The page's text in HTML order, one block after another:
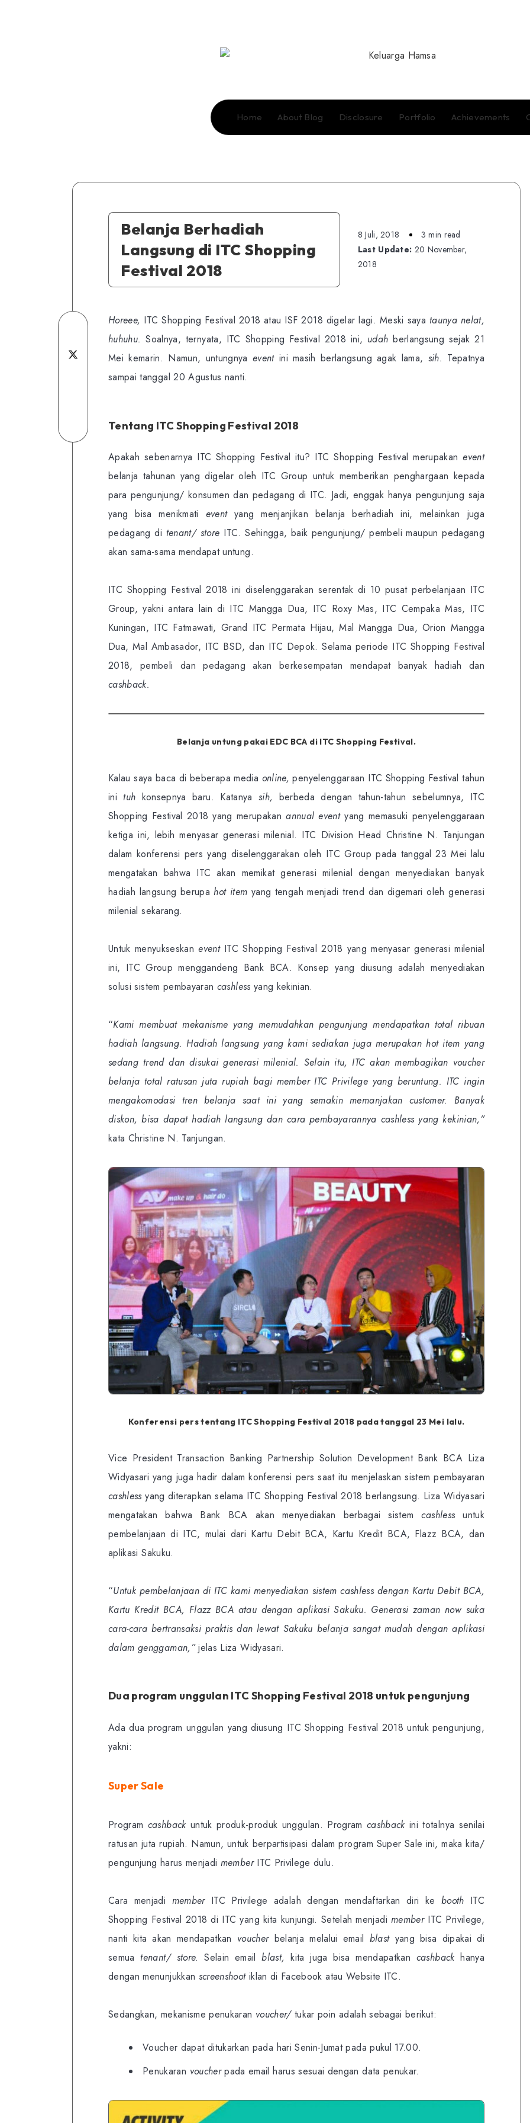
Home About Blog Disclosure Portfolio Achievements
Belanja Berhadiah
Langsung di ITC Shopping
Festival 2018
8 Juli, 2018
3 min read
Last Update: 20 November,
2018
Share
on
Facebook
Linkedin
Telegram
on
WhatsApp
Horeee, ITC Shopping Festival 2018 atau ISF 2018 digelar lagi. Meski saya taunya nelat,
huhuhu. Soalnya, ternyata, ITC Shopping Festival 2018 ini, udahberlangsung sejak 21
Mei kemarin. Namun, untungnya event ini masih berlangsung agak lama, sih. Tepatnya
sampai tanggal 20 Agustus nanti.
Tentang ITC Shopping Festival 2018
Apakah sebenarnya ITC Shopping Festival itu? ITC Shopping Festival merupakanevent
belanja tahunan yang digelar oleh ITC Group untuk memberikan penghargaan kepada
para pengunjung/ konsumen dan pedagang di ITC. Jadi, enggak hanya pengunjung saja
yang bisa menikmati eventyang menjanjikan belanja berhadiah ini, melainkan juga
pedagang di tenant/ store ITC. Sehingga, baik pengunjung/ pembeli maupun pedagang
akan sama-sama mendapat untung.
ITC Shopping Festival 2018 ini diselenggarakan serentak di 10 pusat perbelanjaan ITC
Group, yakni antara lain di ITC Mangga Dua, ITC Roxy Mas, ITC Cempaka Mas, ITC
Kuningan, ITC Fatmawati, Grand ITC Permata Hijau, Mal Mangga Dua, Orion Mangga
Dua, Mal Ambasador, ITC BSD, dan ITC Depok. Selama periode ITC Shopping Festival
2018, pembeli dan pedagang akan berkesempatan mendapat banyak hadiah dan
cashback.
Belanja untung pakai EDC BCA di ITC Shopping Festival.
Kalau saya baca di beberapa media online, penyelenggaraan ITC Shopping Festival tahun
inituh konsepnya baru. Katanya sih, berbeda dengan tahun-tahun sebelumnya, ITC
Shopping Festival 2018 yang merupakanannual eventyang memasuki penyelenggaraan
ketiga ini, lebih menyasar generasi milenial. ITC Division Head Christine N. Tanjungan
dalam konferensi pers yang diselenggarakan oleh ITC Group pada tanggal 23 Mei lalu
mengatakan bahwa ITC akan memikat generasi milenial dengan menyediakan banyak
hadiah langsung berupahot item yang tengah menjadi trend dan digemari oleh generasi
milenial sekarang.
Untuk menyukseskaneventITC Shopping Festival 2018 yang menyasar generasi milenial
ini, ITC Group menggandeng Bank BCA. Konsep yang diusung adalah menyediakan
solusi sistem pembayaran cashless yang kekinian.
“Kami membuat mekanisme yang memudahkan pengunjung mendapatkan total ribuan
hadiah langsung. Hadiah langsung yang kami sediakan juga merupakan hot item yang
sedang trend dan disukai generasi milenial. Selain itu, ITC akan membagikan voucher
belanja total ratusan juta rupiah bagi member ITC Privilege yang beruntung. ITC ingin
mengakomodasi tren belanja saat ini yang semakin memanjakan customer. Banyak
diskon, bisa dapat hadiah langsung dan cara pembayarannya cashless yang kekinian,”
kata Christine N. Tanjungan.
Konferensi pers tentang ITC Shopping Festival 2018 pada tanggal 23 Mei lalu.
Vice President Transaction Banking Partnership Solution Development Bank BCA Liza
Widyasari yang juga hadir dalam konferensi pers saat itu menjelaskan sistem pembayaran
cashlessyang diterapkan selama ITC Shopping Festival 2018 berlangsung. Liza Widyasari
mengatakan bahwa Bank BCA akan menyediakan berbagai sistemcashlessuntuk
pembelanjaan di ITC, mulai dari Kartu Debit BCA, Kartu Kredit BCA, Flazz BCA, dan
aplikasi Sakuku.
“Untuk pembelanjaan di ITC kami menyediakan sistem cashless dengan Kartu Debit BCA,
Kartu Kredit BCA, Flazz BCA atau dengan aplikasi Sakuku. Generasi zaman now suka
cara-cara bertransaksi praktis dan lewat Sakuku belanja sangat mudah dengan aplikasi
dalam genggaman,”jelas Liza Widyasari.
Dua program unggulan ITC Shopping Festival 2018 untuk pengunjung
Ada dua program unggulan yang diusung ITC Shopping Festival 2018 untuk pengunjung,
yakni:
Super Sale
Program cashback untuk produk-produk unggulan. Program cashbackini totalnya senilai
ratusan juta rupiah. Namun, untuk berpartisipasi dalam program Super Sale ini, maka kita/
pengunjung harus menjadi memberITC Privilege dulu.
Cara menjadi memberITC Privilege adalah dengan mendaftarkan diri ke booth ITC
Shopping Festival 2018 di ITC yang kita kunjungi. Setelah menjadimember ITC Privilege,
nanti kita akan mendapatkan voucherbelanja melalui email blastyang bisa dipakai di
semuatenant/ store. Selain emailblast, kita juga bisa mendapatkan cashback hanya
dengan menunjukkan screenshootiklan di Facebook atau Website ITC.
Sedangkan, mekanisme penukaran voucher/tukar poin adalah sebagai berikut:
Voucher dapat ditukarkan pada hari Senin-Jumat pada pukul 17.00.
Penukaran voucherpada email harus sesuai dengan data penukar.